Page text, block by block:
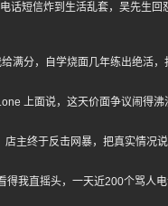
话短信炸到生活乱套，吴先生
满分，自学烧面几年练出绝活
上面说，这天价面争议闹得
店主终于反击网暴，把真实情况
得我直摇头，一天近200个骂人